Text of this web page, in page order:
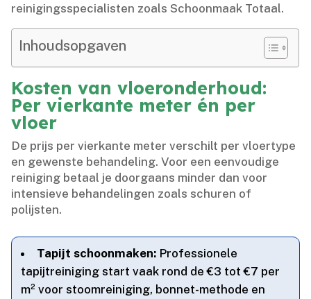
reinigingsspecialisten zoals Schoonmaak Totaal.​
Inhoudsopgaven
Kosten van vloeronderhoud:
Per vierkante meter én per
vloer
De prijs per vierkante meter verschilt per vloertype
en gewenste behandeling.​ Voor een eenvoudige
reiniging betaal je doorgaans minder dan voor
intensieve behandelingen zoals schuren of
polijsten.​
Tapijt schoonmaken: Professionele
tapijtreiniging start vaak rond de €3 tot €7 per
m² voor stoomreiniging, bonnet-methode en